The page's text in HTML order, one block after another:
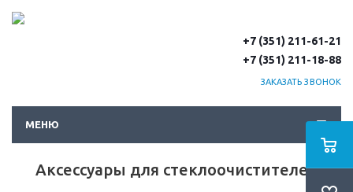
+7 (351) 211-61-21
+7 (351) 211-18-88
ЗАКАЗАТЬ ЗВОНОК
МЕНЮ
Аксессуары для стеклоочистителей